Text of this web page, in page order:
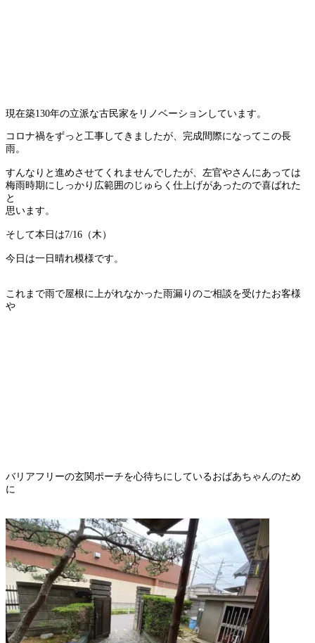
現在築130年の立派な古民家をリノベーションしています。
コロナ禍をずっと工事してきましたが、完成間際になってこの長
雨。
すんなりと進めさせてくれませんでしたが、左官やさんにあっては
梅雨時期にしっかり広範囲のじゅらく仕上げがあったので喜ばれた
と
思います。
そして本日は7/16（木）
今日は一日晴れ模様です。
これまで雨で屋根に上がれなかった雨漏りのご相談を受けたお客様
や
バリアフリーの玄関ポーチを心待ちにしているおばあちゃんのため
に